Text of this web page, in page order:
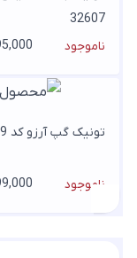
32607
ناموجود
395,000
تونیک گپ آرزو کد 329889
ناموجود 299,000